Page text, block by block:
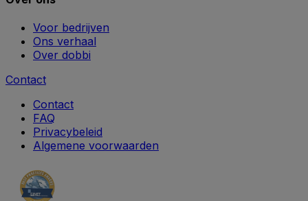
Voor bedrijven
Ons verhaal
Over dobbi
Contact
Contact
FAQ
Privacybeleid
Algemene voorwaarden